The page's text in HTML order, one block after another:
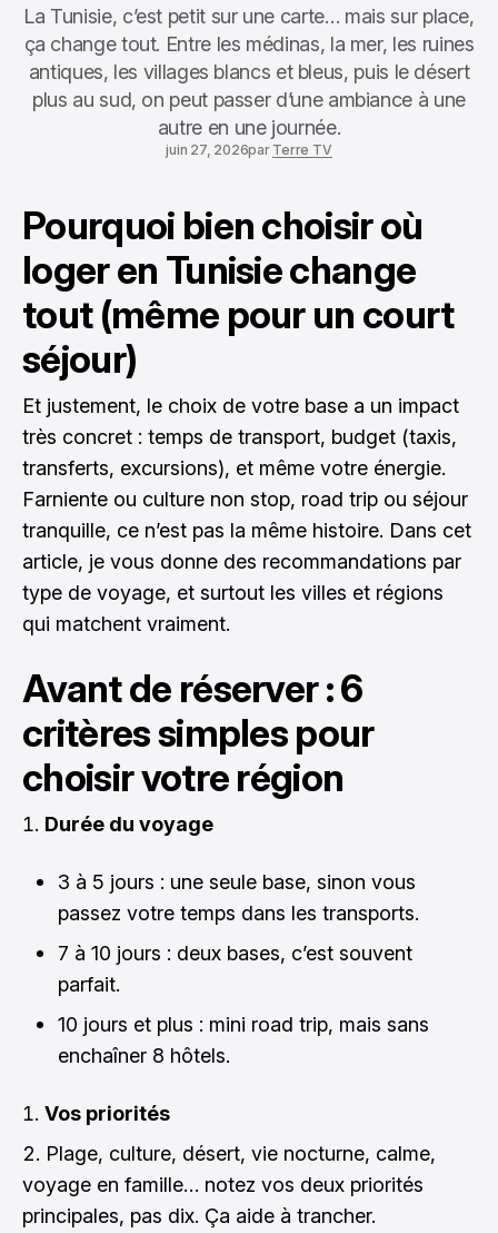
La Tunisie, c’est petit sur une carte… mais sur place,
ça change tout. Entre les médinas, la mer, les ruines
antiques, les villages blancs et bleus, puis le désert
plus au sud, on peut passer d’une ambiance à une
autre en une journée.
juin 27, 2026par Terre TV
Pourquoi bien choisir où
loger en Tunisie change
tout (même pour un court
séjour)
Et justement, le choix de votre base a un impact
très concret : temps de transport, budget (taxis,
transferts, excursions), et même votre énergie.
Farniente ou culture non stop, road trip ou séjour
tranquille, ce n’est pas la même histoire. Dans cet
article, je vous donne des recommandations par
type de voyage, et surtout les villes et régions
qui matchent vraiment.
Avant de réserver : 6
critères simples pour
choisir votre région
Durée du voyage
3 à 5 jours : une seule base, sinon vous
passez votre temps dans les transports.
7 à 10 jours : deux bases, c’est souvent
parfait.
10 jours et plus : mini road trip, mais sans
enchaîner 8 hôtels.
Vos priorités
Plage, culture, désert, vie nocturne, calme,
voyage en famille… notez vos deux priorités
principales, pas dix. Ça aide à trancher.